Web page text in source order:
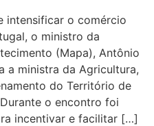
intensificar o comércio
o ministro da
(Mapa), Antônio
a ministra da Agricultura,
do Território de
o encontro foi
incentivar e facilitar […]